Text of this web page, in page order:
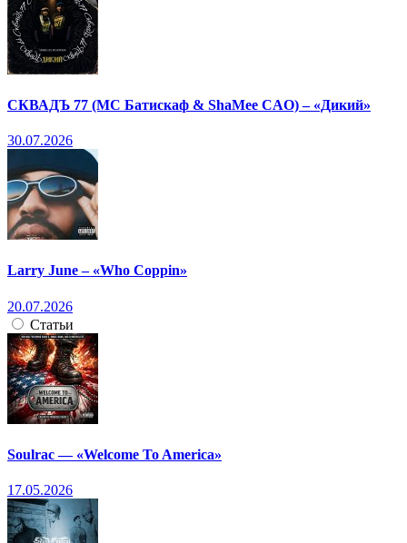
СКВАДЪ 77 (МС Батискаф & ShaMee CAO) – «Дикий»
30.07.2026
Larry June – «Who Coppin»
20.07.2026
Статьи
Soulrac — «Welcome To America»
17.05.2026